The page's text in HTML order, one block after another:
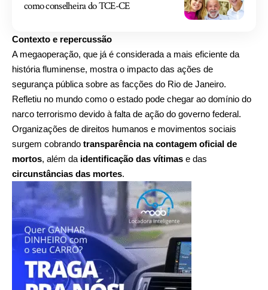
como conselheira do TCE-CE
Contexto e repercussão
A megaoperação, que já é considerada a mais eficiente da
história fluminense, mostra o impacto das ações de
segurança pública sobre as facções do Rio de Janeiro.
Refletiu no mundo como o estado pode chegar ao domínio do
narco terrorismo devido à falta de ação do governo federal.
Organizações de direitos humanos e movimentos sociais
surgem cobrando transparência na contagem oficial de
mortos, além da identificação das vítimas e das
circunstâncias das mortes.